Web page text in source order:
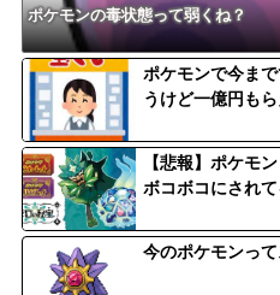
ポケモンの毒状態って弱くね？
ポケモンで今ま
うけど一億円も
【悲報】ポケモ
ボコボコにされ
今のポケモンっ